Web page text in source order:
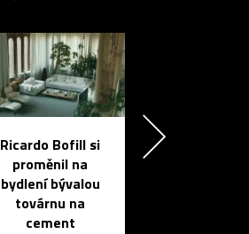
Ricardo Bofill si
proměnil na
bydlení bývalou
továrnu na
cement